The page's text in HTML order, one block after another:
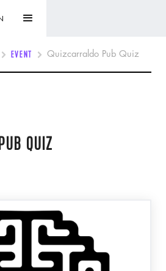
EVENT Quizcarraldo Pub Quiz
QUIZ